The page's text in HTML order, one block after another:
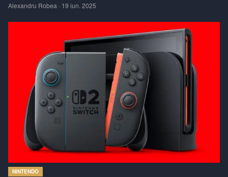
mult timp, acest update este unul important, fiind axat în principal pe rezolv
Alexandru Robea · 19 iun. 2025
NINTENDO